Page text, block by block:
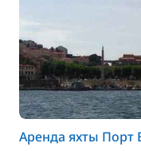
Аренда яхты Порт